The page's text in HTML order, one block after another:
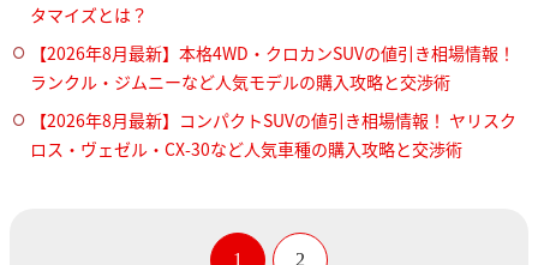
タマイズとは？
【2026年8月最新】本格4WD・クロカンSUVの値引き相場情報！
ランクル・ジムニーなど人気モデルの購入攻略と交渉術
【2026年8月最新】コンパクトSUVの値引き相場情報！ ヤリスク
ロス・ヴェゼル・CX-30など人気車種の購入攻略と交渉術
1 2